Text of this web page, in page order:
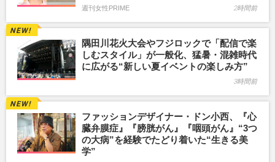
週刊女性PRIME 2時間前
隅田川花火大会やフジロックで「配信で楽
しむスタイル」が一般化、猛暑・混雑時代
に広がる“新しい夏イベントの楽しみ方”
3時間前
ファッションデザイナー・ドン小西、『心
臓弁膜症』『膀胱がん』『咽頭がん』“3つ
の大病”を経験でたどり着いた“生きる美
学”